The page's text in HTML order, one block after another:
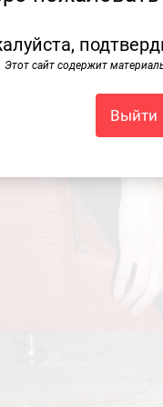
Этот сайт содержит
Выйти